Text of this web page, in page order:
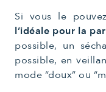
Si vous le
l’idéale pour la
possible, un
possible, en
mode “doux” ou